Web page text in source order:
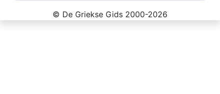
© De Griekse Gids 2000-2026